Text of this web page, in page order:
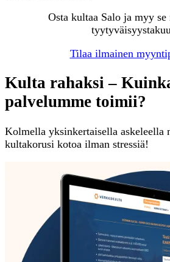
Osta kultaa Salo ja myy
Tilaa ilmainen
Kulta rahaksi –
palvelumme toimii?
Kolmella yksinkertaisella askeleella
kultakorusi kotoa ilman stressiä!